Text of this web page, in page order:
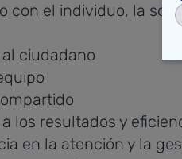
con el individuo, la
ciudadano
los resultados y
en la atención y la